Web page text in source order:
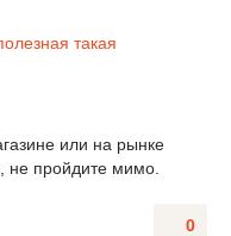
или на рынке
не пройдите мимо.
0